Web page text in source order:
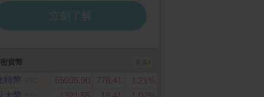
貨幣
特幣 65035.90 778.41
1.21%
太幣